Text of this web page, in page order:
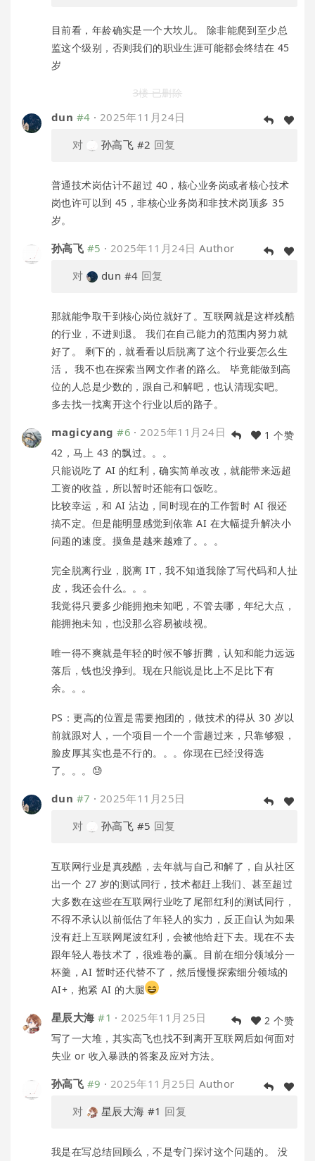
目前看，年龄确实是一个大坎儿。 除非能爬到至少总
监这个级别，否则我们的职业生涯可能都会终结在 45
岁
3楼 已删除
dun #4 · 2025年11月24日
对
孙高飞 #2 回复
普通技术岗估计不超过 40，核心业务岗或者核心技术
岗也许可以到 45，非核心业务岗和非技术岗顶多 35
岁。
孙高飞 #5 · 2025年11月24日 Author
对
dun #4 回复
那就能争取干到核心岗位就好了。互联网就是这样残酷
的行业，不进则退。 我们在自己能力的范围内努力就
好了。 剩下的，就看看以后脱离了这个行业要怎么生
活， 我不也在探索当网文作者的路么。 毕竟能做到高
位的人总是少数的，跟自己和解吧，也认清现实吧。
多去找一找离开这个行业以后的路子。
magicyang #6 ·2025年11月24日
1 个赞
42，马上 43 的飘过。。。
只能说吃了 AI 的红利，确实简单改改，就能带来远超
工资的收益，所以暂时还能有口饭吃。
比较幸运，和 AI 沾边，同时现在的工作暂时 AI 很还
搞不定。但是能明显感觉到依靠 AI 在大幅提升解决小
问题的速度。摸鱼是越来越难了。。。
完全脱离行业，脱离 IT，我不知道我除了写代码和人扯
皮，我还会什么。。。
我觉得只要多少能拥抱未知吧，不管去哪，年纪大点，
能拥抱未知，也没那么容易被歧视。
唯一得不爽就是年轻的时候不够折腾，认知和能力远远
落后，钱也没挣到。现在只能说是比上不足比下有
余。。。
PS：更高的位置是需要抱团的，做技术的得从 30 岁以
前就跟对人，一个项目一个一个雷趟过来，只靠够狠，
脸皮厚其实也是不行的。。。你现在已经没得选
了。。。😓
dun #7 · 2025年11月25日
对
孙高飞 #5 回复
互联网行业是真残酷，去年就与自己和解了，自从社区
出一个 27 岁的测试同行，技术都赶上我们、甚至超过
大多数在这些在互联网行业吃了尾部红利的测试同行，
不得不承认以前低估了年轻人的实力，反正自认为如果
没有赶上互联网尾波红利，会被他给赶下去。现在不去
跟年轻人卷技术了，很难卷的赢。目前在细分领域分一
杯羹，AI 暂时还代替不了，然后慢慢探索细分领域的
AI+，抱紧 AI 的大腿
星辰大海 #1 · 2025年11月25日
2 个赞
写了一大堆，其实高飞也找不到离开互联网后如何面对
失业 or 收入暴跌的答案及应对方法。
孙高飞 #9 · 2025年11月25日 Author
对
星辰大海 #1 回复
我是在写总结回顾么，不是专门探讨这个问题的。 没